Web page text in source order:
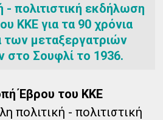
- πολιτιστική εκδήλωση
ΚΚΕ για τα 90 χρόνια
των μεταξεργατριών
στο Σουφλί το 1936.
Έβρου του ΚΚΕ
πολιτική - πολιτιστική